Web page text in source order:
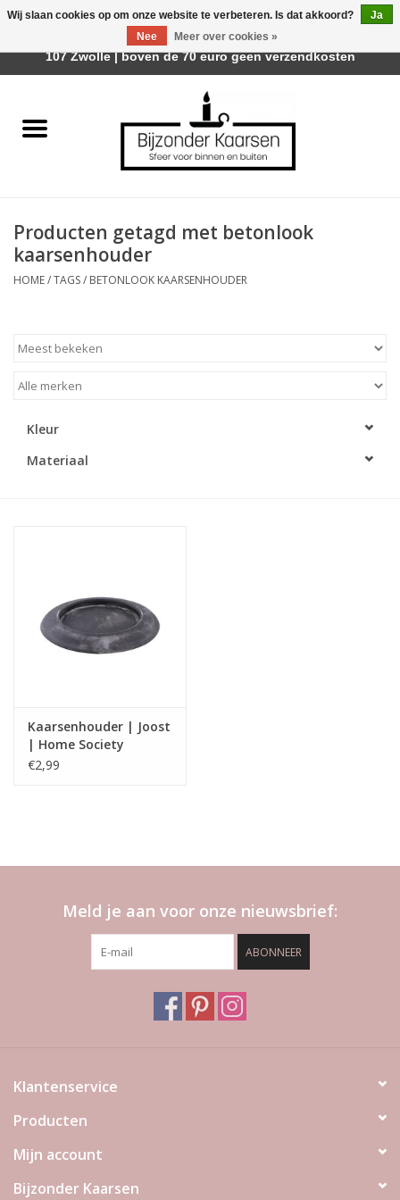
Räder Design Stories
Geurkaarsen
Tafelhaarden
Kaarsenhouders
LED Kaarsen
Merken
Producten getagd met betonlook
kaarsenhouder
HOME/TAGS/ BETONLOOK KAARSENHOUDER
Kleur
Materiaal
Kaarsenhouder | Joost
| Home Society
€2,99
Meld je aan voor onze nieuwsbrief:
ABONNEER
Klantenservice
Producten
Mijn account
Bijzonder Kaarsen
Wij slaan cookies op om onze website te verbeteren. Is dat akkoord?
Ja
Nee
Meer over cookies »
Afhalen is mogelijk bij Trotz Woon & Cadeau | Belvederelaan
107 Zwolle | boven de 70 euro geen verzendkosten